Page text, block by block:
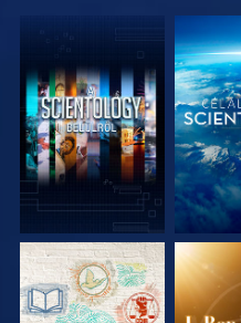
A SOROZAT A